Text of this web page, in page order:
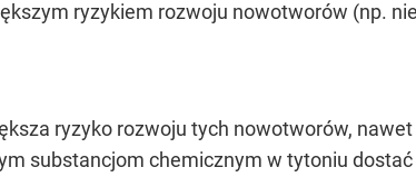
ryzykiem rozwoju nowotworów (np.
ryzyko rozwoju tych nowotworów,
substancjom chemicznym w tytoniu